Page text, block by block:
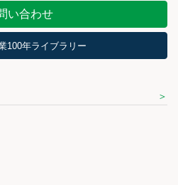
い合わせ
100年ライブラリー